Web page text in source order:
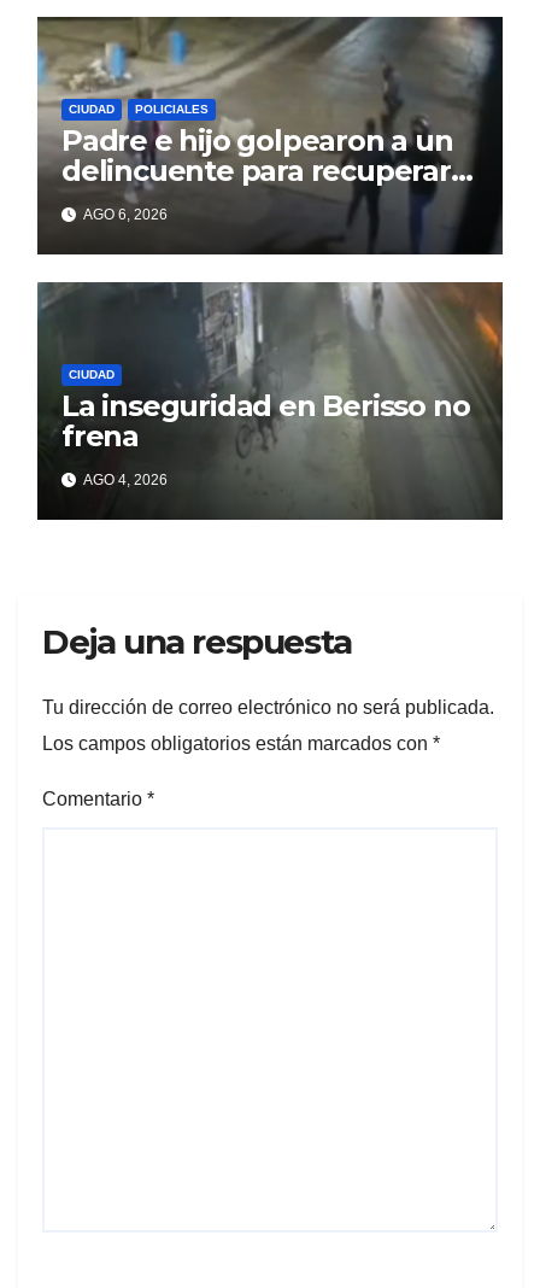
CIUDAD POLICIALES
Padre e hijo golpearon a un
delincuente para recuperar
un celular robado en Berisso
AGO 6, 2026
CIUDAD
La inseguridad en Berisso no
frena
AGO 4, 2026
Deja una respuesta
Tu dirección de correo electrónico no será publicada.
Los campos obligatorios están marcados con *
Comentario *